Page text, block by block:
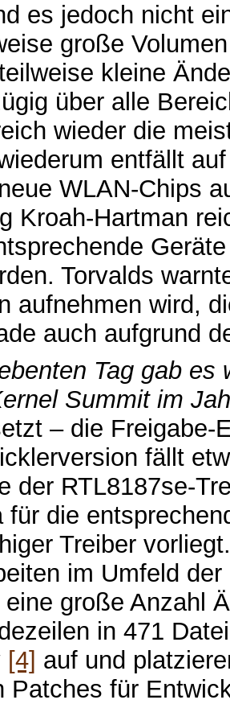
es jedoch nicht
große
kleine
über alle
wieder die
entfällt
WLAN-Chips
Kroah-Hartman
Torvalds
aufnehmen wird,
auch aufgrund
Tag gab
Summit im
– die
fällt
der RTL8187se-
für die
Treiber
im Umfeld
große Anzahl
in 471
[4] auf und
Patches für